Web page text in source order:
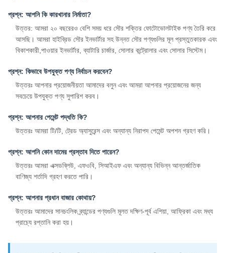
প্রশ্ন: আপনি কি কারখানার নির্মাতা?
উত্তর: আমরা ২০ বছরেরও বেশি সময় ধরে সৌর শক্তির ফোটোভোলটাইক পণ্য তৈরি করে
আসছি। আমরা হাইব্রিড সৌর ইনভার্টার সহ উন্নত সৌর পণ্যগুলির মূল প্রস্তুতকারক এবং
বিকাশকারী,পাওয়ার ইনভার্টার, ব্যাটারি চার্জার, সোলার কন্ট্রোলার এবং সোলার সিস্টেম।
প্রশ্ন: কিভাবে উপযুক্ত পণ্য নির্বাচন করবেন?
উত্তরঃ আপনার প্রয়োজনীয়তা আমাদের বলুন এবং আমরা আপনার প্রয়োজনের জন্য
সবচেয়ে উপযুক্ত পণ্য সুপারিশ করব।
প্রশ্ন: আপনার পেমেন্ট পদ্ধতি কি?
উত্তরঃ আমরা টি/টি, ট্রেড অ্যাসুরেন্স এবং অন্যান্য নিরাপদ পেমেন্ট অপশন গ্রহণ করি।
প্রশ্ন: আপনি কোন দামের প্রস্তাব দিতে পারেন?
উত্তরঃ আমরা এক্সডব্লিউ, এফওবি, সিআইএফ এবং অন্যান্য বিভিন্ন আন্তর্জাতিক
বাণিজ্য শর্তাদি গ্রহণ করতে পারি।
প্রশ্ন: আপনার প্রধান বাজার কোথায়?
উত্তরঃ আমাদের সানচংলিক ব্র্যান্ডের পণ্যগুলি মূলত দক্ষিণ-পূর্ব এশিয়া, আফ্রিকা এবং মধ্য
প্রাচ্যে রপ্তানি করা হয়।